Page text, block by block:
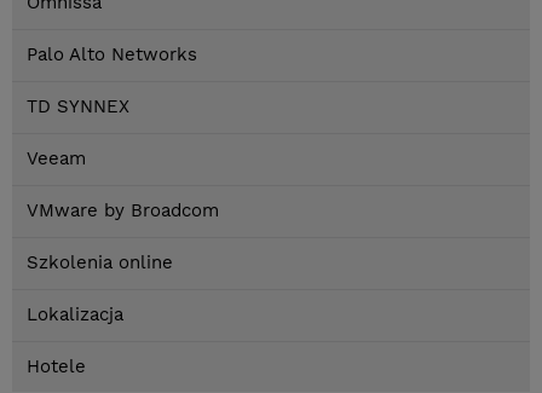
Palo Alto Networks
TD SYNNEX
Veeam
VMware by Broadcom
Szkolenia online
Lokalizacja
Hotele